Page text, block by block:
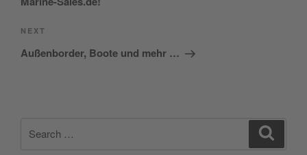
Next
Post
NEXT
Außenborder, Boote und mehr …
for: